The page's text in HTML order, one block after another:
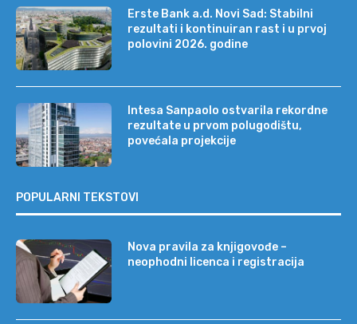
Erste Bank a.d. Novi Sad: Stabilni
rezultati i kontinuiran rast i u prvoj
polovini 2026. godine
Intesa Sanpaolo ostvarila rekordne
rezultate u prvom polugodištu,
povećala projekcije
POPULARNI TEKSTOVI
Nova pravila za knjigovođe –
neophodni licenca i registracija